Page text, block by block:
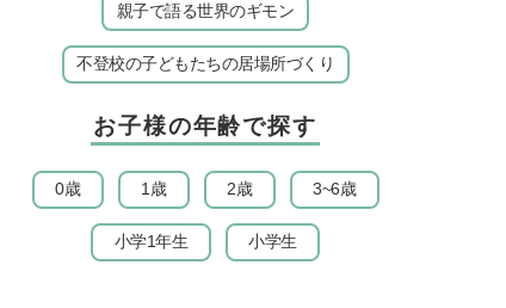
親子で語る世界のギモン
不登校の子どもたちの居場所づくり
お子様の年齢で探す
0歳 1歳 2歳 3~6歳
小学1年生 小学生